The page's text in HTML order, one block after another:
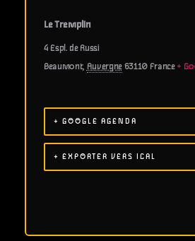
Le Tremplin
4 Espl. de Russi
Beaumont, Auvergne 63110 France +
+ GOOGLE AGENDA
+ EXPORTER VERS ICAL